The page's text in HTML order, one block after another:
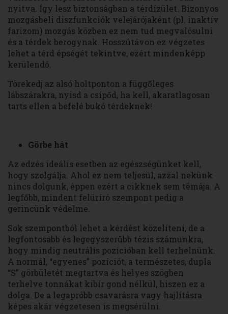
nyitva. Így lesz biztonságban a térdízület. Bizonyos
mozgásbeli diszfunkciók velejárójaként (pl. inaktív
farizom) mozgás közben ez nem tud megvalósulni
és a térdek berogynak. Hosszútávon ez végzetes
lehet a térd épségét tekintve, ezért mindenképp
kerülendő.
Törekedj az alsó holtponton a függőleges
lábszárakra, nyisd a csípőd, ha kell, akaratlagosan
tarts ellen a befelé bukó térdeknek!
Görbe hát
Az edzés ideális esetben az egészségünket kell,
hogy szolgálja. Ahol ez nem teljesül, azzal nekünk
nincs dolgunk, éppen ezért a cikknek sem témája. A
legfőbb, mindent felüríró szempont pedig a
gerincünk védelme.
Sok szempontból lehet a kérdést közelíteni, de a
legfontosabb és legegyszerűbb tézis számunkra,
hogy mindig neutrális pozícióban kell terhelnünk.
A normál, “egyenes” pozíciót, a természetes, dupla
“S” görbületét megtartva és helyes szögben
terhelve tonnákat kibír gond nélkül, hiszen ez a
dolga. De a legapróbb csavarásra vagy hajlításra
képes akár végzetesen is megsérülni.